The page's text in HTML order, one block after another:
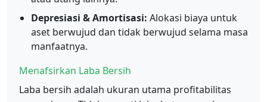
Depresiasi & Amortisasi: Alokasi biaya untuk
aset berwujud dan tidak berwujud selama masa
manfaatnya.
Menafsirkan Laba Bersih
Laba bersih adalah ukuran utama profitabilitas